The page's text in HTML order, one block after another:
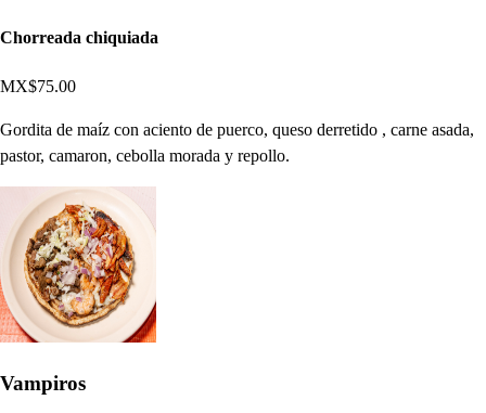
Chorreada chiquiada
MX$75.00
Gordita de maíz con aciento de puerco, queso derretido , carne asada,
pastor, camaron, cebolla morada y repollo.
Vampiros